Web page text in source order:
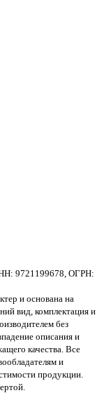
9721199678, ОГРН:
и основана на
вид, комплектация и
без
описания и
качества. Все
и
продукции.